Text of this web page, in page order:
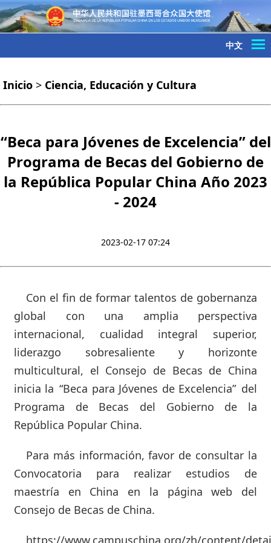
中文
Inicio > Ciencia, Educación y Cultura
“Beca para Jóvenes de Excelencia” del
Programa de Becas del Gobierno de
la República Popular China Año 2023
- 2024
2023-02-17 07:24
Con el fin de formar talentos de gobernanza
global con una amplia perspectiva
internacional, cualidad integral superior,
liderazgo sobresaliente y horizonte
multicultural, el Consejo de Becas de China
inicia la “Beca para Jóvenes de Excelencia” del
Programa de Becas del Gobierno de la
República Popular China.
Para más información, favor de consultar la
Convocatoria para realizar estudios de
maestría en China en la página web del
Consejo de Becas de China.